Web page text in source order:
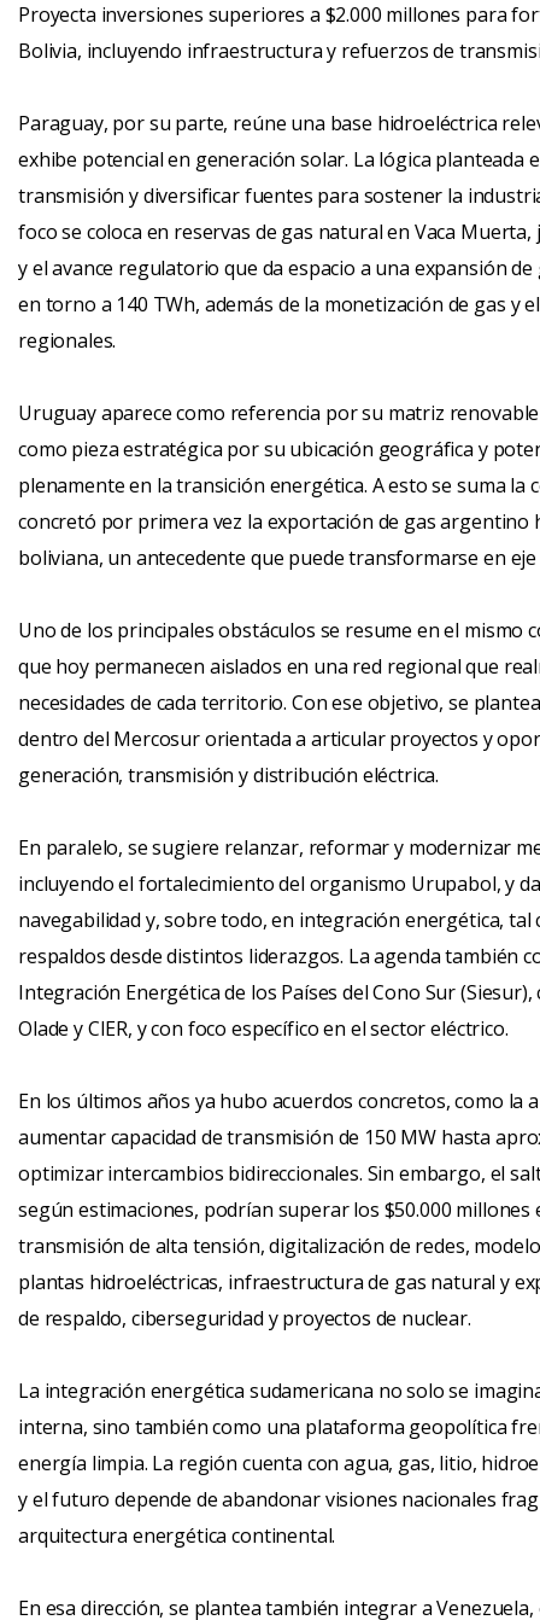
Proyecta inversiones superiores a $2.000 millones para
Bolivia, incluyendo infraestructura y refuerzos de
Paraguay, por su parte, reúne una base hidroeléctrica
exhibe potencial en generación solar. La lógica planteada
transmisión y diversificar fuentes para sostener la
foco se coloca en reservas de gas natural en Vaca
y el avance regulatorio que da espacio a una expansión
en torno a 140 TWh, además de la monetización de gas y
regionales.
Uruguay aparece como referencia por su matriz
como pieza estratégica por su ubicación geográfica y
plenamente en la transición energética. A esto se suma la
concretó por primera vez la exportación de gas
boliviana, un antecedente que puede transformarse en
Uno de los principales obstáculos se resume en el mismo
que hoy permanecen aislados en una red regional que
necesidades de cada territorio. Con ese objetivo, se
dentro del Mercosur orientada a articular proyectos y
generación, transmisión y distribución eléctrica.
En paralelo, se sugiere relanzar, reformar y modernizar
incluyendo el fortalecimiento del organismo Urupabol, y
navegabilidad y, sobre todo, en integración energética, tal
respaldos desde distintos liderazgos. La agenda también
Integración Energética de los Países del Cono Sur
Olade y CIER, y con foco específico en el sector eléctrico.
En los últimos años ya hubo acuerdos concretos, como
aumentar capacidad de transmisión de 150 MW hasta
optimizar intercambios bidireccionales. Sin embargo, el
según estimaciones, podrían superar los $50.000 millones
transmisión de alta tensión, digitalización de redes,
plantas hidroeléctricas, infraestructura de gas natural y
de respaldo, ciberseguridad y proyectos de nuclear.
La integración energética sudamericana no solo se
interna, sino también como una plataforma geopolítica
energía limpia. La región cuenta con agua, gas, litio,
y el futuro depende de abandonar visiones nacionales
arquitectura energética continental.
En esa dirección, se plantea también integrar a